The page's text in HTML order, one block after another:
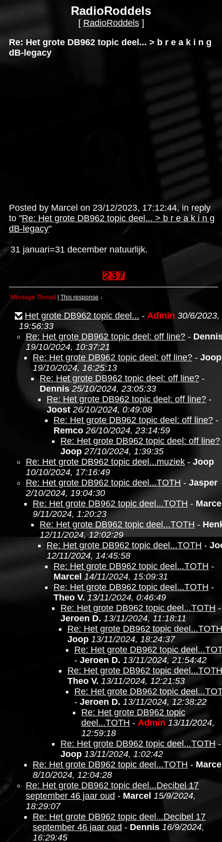
RadioRoddels
[ RadioRoddels]
Re: Het grote DB962 topic deel... > b r e a k i n g
dB-legacy
Posted by Marcel on 23/12/2023, 17:12:44, in reply
to "Re: Het grote DB962 topic deel... > b r e a k i n g
dB-legacy"
31 januari=31 december natuurlijk.
Message Thread This response ↓
Het grote DB962 topic deel... - Admin 30/6/2023,
19:56:33
Re: Het grote DB962 topic deel: off line? -
19/10/2024, 10:37:21
Re: Het grote DB962 topic deel: off line? - Joop
19/10/2024, 16:25:13
Re: Het grote DB962 topic deel: off line? -
Dennis 25/10/2024, 23:05:33
Re: Het grote DB962 topic deel: off line? -
Joost 26/10/2024, 0:49:08
Re: Het grote DB962 topic deel: off line? -
Remco 26/10/2024, 23:14:59
Re: Het grote DB962 topic deel: off line?
Joop 27/10/2024, 1:39:35
Re: Het grote DB962 topic deel...muziek - Joop
10/10/2024, 17:16:49
Re: Het grote DB962 topic deel...TOTH - Jasper
2/10/2024, 19:04:30
Re: Het grote DB962 topic deel...TOTH -
9/11/2024, 1:20:23
Re: Het grote DB962 topic deel...TOTH -
12/11/2024, 12:02:29
Re: Het grote DB962 topic deel...TOTH -
12/11/2024, 14:45:58
Re: Het grote DB962 topic deel...TOTH -
Marcel 14/11/2024, 15:09:31
Re: Het grote DB962 topic deel...TOTH -
Theo V. 13/11/2024, 0:46:49
Re: Het grote DB962 topic deel...TOTH -
Jeroen D. 13/11/2024, 11:18:11
Re: Het grote DB962 topic deel...TOTH
Joop 13/11/2024, 18:24:37
Re: Het grote DB962 topic
- Jeroen D. 13/11/2024, 21:54:42
Re: Het grote DB962 topic deel...TOTH
Theo V. 13/11/2024, 12:21:53
Re: Het grote DB962 topic
- Jeroen D. 13/11/2024, 12:38:22
Re: Het grote DB962 topic
deel...TOTH - Admin 13/11/2024,
12:59:18
Re: Het grote DB962 topic deel...TOTH -
Joop 13/11/2024, 1:02:42
Re: Het grote DB962 topic deel...TOTH -
8/10/2024, 12:04:28
Re: Het grote DB962 topic deel...Decibel 17
september 46 jaar oud - Marcel 15/9/2024,
18:29:07
Re: Het grote DB962 topic deel...Decibel 17
september 46 jaar oud - Dennis 16/9/2024,
16:29:45